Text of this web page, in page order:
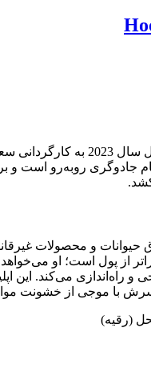
است. فیلم
جادوگری روبه‌رو است
حیوانات و محصولات
پول است؛ او می‌خواهد
و راه‌اندازی می‌کند. این
با موجی از خشونت